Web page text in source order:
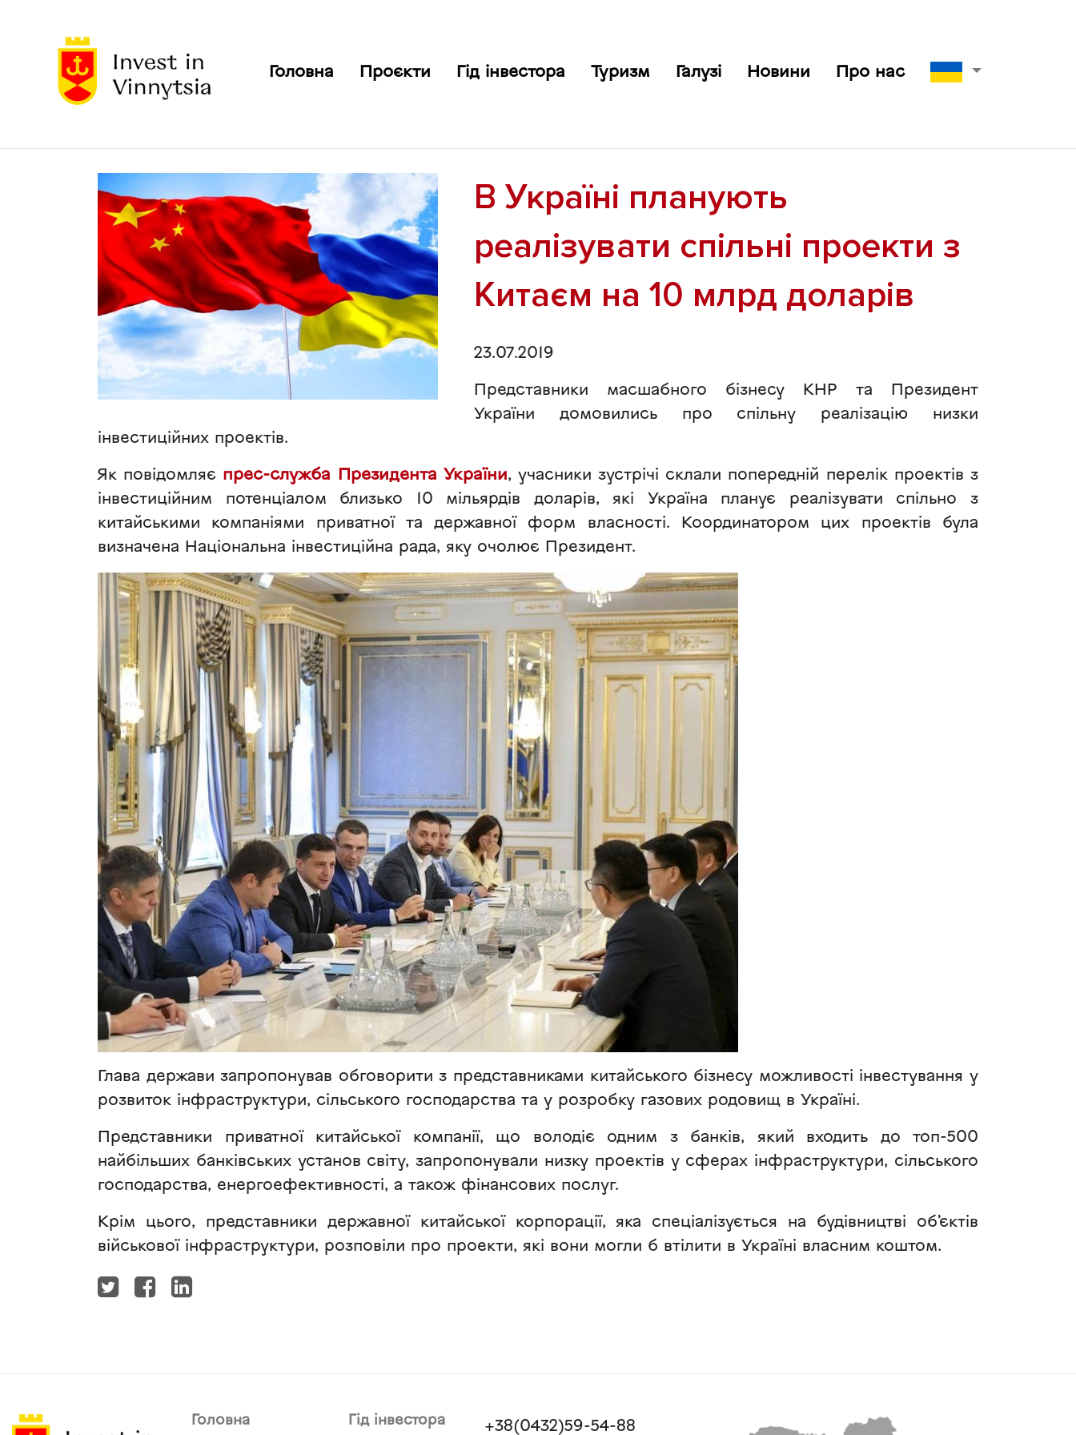
Головна Проєкти Гід інвестора Туризм Галузі Новини Про нас
В Україні планують
реалізувати спільні проекти з
Китаєм на 10 млрд доларів
23.07.2019
Представники масшабного бізнесу КНР та Президент
України домовились про спільну реалізацію низки
інвестиційних проектів.
Як повідомляє прес-служба Президента України, учасники зустрічі склали попередній перелік проектів з
інвестиційним потенціалом близько 10 мільярдів доларів, які Україна планує реалізувати спільно з
китайськими компаніями приватної та державної форм власності. Координатором цих проектів була
визначена Національна інвестиційна рада, яку очолює Президент.
Глава держави запропонував обговорити з представниками китайського бізнесу можливості інвестування у
розвиток інфраструктури, сільського господарства та у розробку газових родовищ в Україні.
Представники приватної китайської компанії, що володіє одним з банків, який входить до топ-500
найбільших банківських установ світу, запропонували низку проектів у сферах інфраструктури, сільського
господарства, енергоефективності, а також фінансових послуг.
Крім цього, представники державної китайської корпорації, яка спеціалізується на будівництві об’єктів
військової інфраструктури, розповіли про проекти, які вони могли б втілити в Україні власним коштом.
Головна Гід інвестора +38(0432)59-54-88